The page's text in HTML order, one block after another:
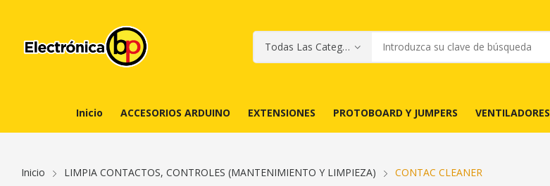
Inicio ACCESORIOS ARDUINO EXTENSIONES PROTOBOARD Y JUMPERS VENTILADORES
Inicio LIMPIA CONTACTOS, CONTROLES (MANTENIMIENTO Y LIMPIEZA) CONTAC CLEANER